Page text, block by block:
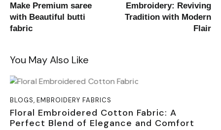
Make Premium saree
with Beautiful butti
fabric
Embroidery: Reviving
Tradition with Modern
Flair
You May Also Like
BLOGS, EMBROIDERY FABRICS
Floral Embroidered Cotton Fabric: A
Perfect Blend of Elegance and Comfort